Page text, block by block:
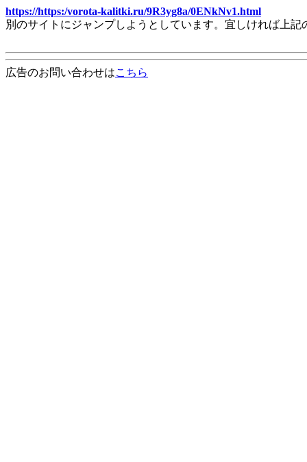
https://https:/vorota-kalitki.ru/9R3yg8a/0ENkNv1.html
別のサイトにジャンプしようとしています。宜しければ上
広告のお問い合わせはこちら